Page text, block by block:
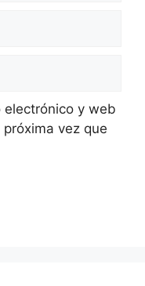
electrónico y web
vez que